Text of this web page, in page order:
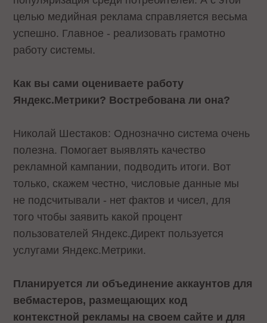
целью медийная реклама справляется весьма
успешно. Главное - реализовать грамотно
работу системы.
Как вы сами оцениваете работу
Яндекс.Метрики? Востребована ли она?
Николай Шестаков: Однозначно система очень
полезна. Помогает выявлять качество
рекламной кампании, подводить итоги. Вот
только, скажем честно, числовые данные мы
не подсчитывали - нет фактов и чисел, для
того чтобы заявить какой процент
пользователей Яндекс.Директ пользуется
услугами Яндекс.Метрики.
Планируется ли объединение аккаунтов для
вебмастеров, размещающих код
контекстной рекламы на своем сайте и для